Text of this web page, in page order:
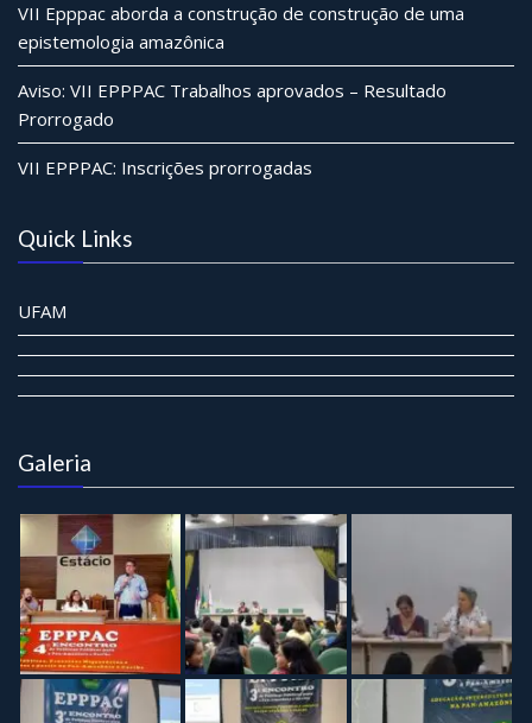
VII Epppac aborda a construção de construção de uma
epistemologia amazônica
Aviso: VII EPPPAC Trabalhos aprovados – Resultado
Prorrogado
VII EPPPAC: Inscrições prorrogadas
Quick Links
UFAM
Galeria